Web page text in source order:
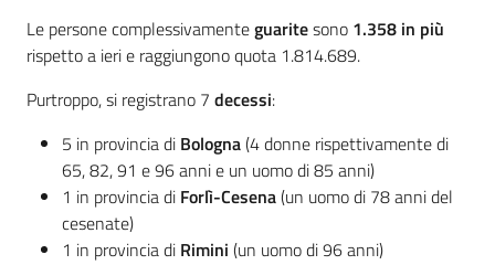
Le persone complessivamenteguaritesono 1.358 in più
rispetto a ieri e raggiungono quota 1.814.689.
Purtroppo, si registrano 7 decessi:
5 in provincia di Bologna(4 donne rispettivamente di
65, 82, 91 e 96 anni e un uomo di 85 anni)
1 in provincia di Forlì-Cesena(un uomo di 78 anni del
cesenate)
1 in provincia di Rimini (un uomo di 96 anni)